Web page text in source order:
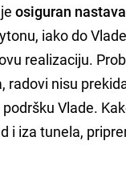
jeosiguran
iako do
realizaciju.
radovi nisu
Vlade.
i iza tunela,